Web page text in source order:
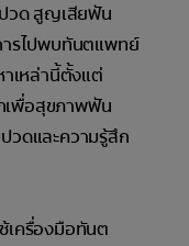
ปวด สูญเสียฟัน
ารไปพบทันตแพทย์
เหล่านี้ตั้งแต่
เพื่อสุขภาพฟัน
วดและความรู้สึก
เครื่องมือทันต